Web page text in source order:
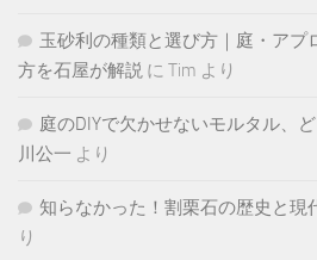
玉砂利の種類と選び方｜庭・アプ
方を石屋が解説 に Tim より
庭のDIYで欠かせないモルタル、
川公一 より
知らなかった！割栗石の歴史と現
り